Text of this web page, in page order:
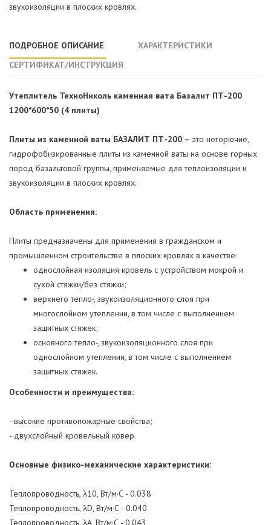
звукоизоляции в плоских кровлях.
ПОДРОБНОЕ ОПИСАНИЕ
ХАРАКТЕРИСТИКИ
СЕРТИФИКАТ/ИНСТРУКЦИЯ
Утеплитель ТехноНиколь каменная вата Базалит ПТ-200
1200*600*50 (4 плиты)
Плиты из каменной ваты БАЗАЛИТ ПТ-200 – это негорючие,
гидрофобизированные плиты из каменной ваты на основе горных
пород базальтовой группы, применяемые для теплоизоляции и
звукоизоляции в плоских кровлях.
Область применения:
Плиты предназначены для применения в гражданском и
промышленном строительстве в плоских кровлях в качестве:
однослойная изоляция кровель с устройством мокрой и
сухой стяжки/без стяжки;
верхнего тепло-, звукоизоляционного слоя при
многослойном утеплении, в том числе с выполнением
защитных стяжек;
основного тепло-, звукоизоляционного слоя при
однослойном утеплении, в том числе с выполнением
защитных стяжек.
Особенности и преимущества:
- высокие противопожарные свойства;
- двухслойный кровельный ковер.
Основные физико-механические характеристики:
Теплопроводность, λ10, Вт/м·С - 0.038
Теплопроводность, λD, Вт/м·С - 0.040
Теплопроводность, λА, Вт/м·С - 0.043